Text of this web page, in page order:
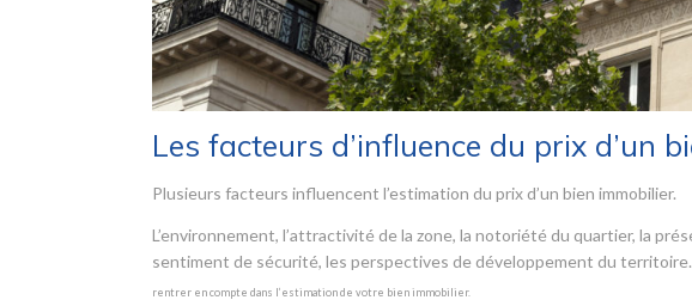
Les facteurs d’influence du prix d’un
Plusieurs facteurs influencent l’estimation du prix d’un bien immobilier.
L’environnement, l’attractivité de la zone, la notoriété du quartier, la
sentiment de sécurité, les perspectives de développement du
rentrer en compte dans l’estimation de votre bien immobilier.